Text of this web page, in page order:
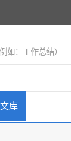
库